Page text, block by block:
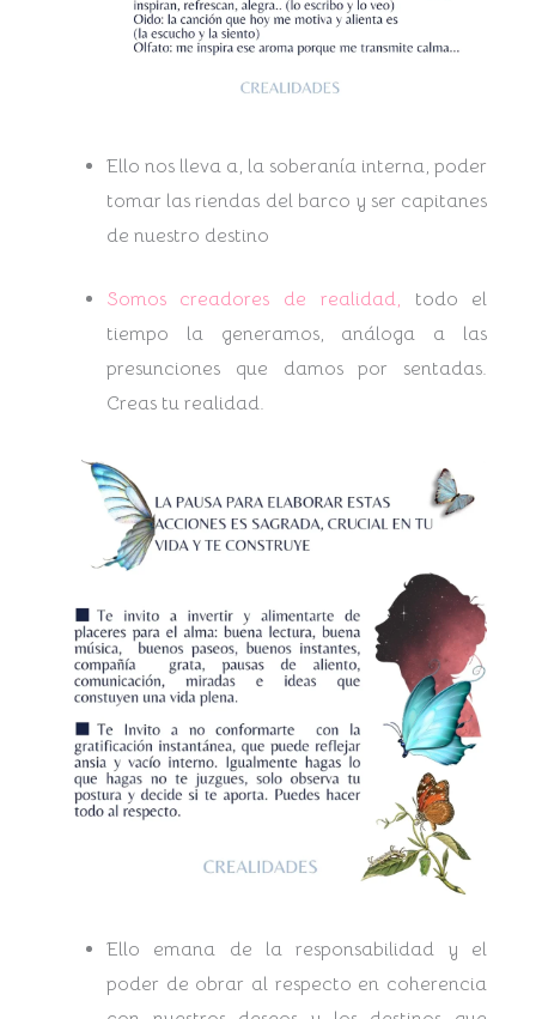
Ello nos lleva a, la soberanía interna, poder
tomar las riendas del barco y ser capitanes
de nuestro destino
Somos creadores de realidad, todo el
tiempo la generamos, análoga a las
presunciones que damos por sentadas.
Creas tu realidad.
Ello emana de la responsabilidad y el
poder de obrar al respecto en coherencia